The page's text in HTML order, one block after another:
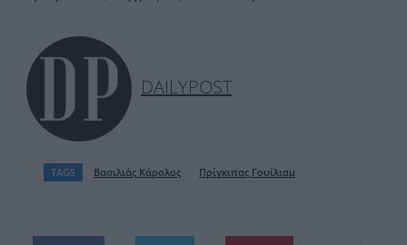
DAILYPOST
TAGS Βασιλιάς Κάρολος Πρίγκιπας Γουίλιαμ